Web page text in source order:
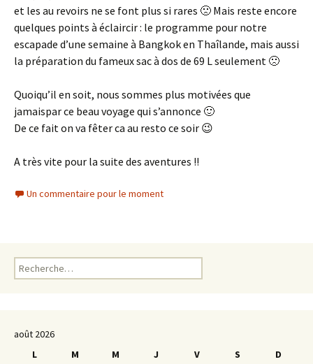
et les au revoirs ne se font plus si rares 🙁 Mais reste encore
quelques points à éclaircir : le programme pour notre
escapade d’une semaine à Bangkok en Thaîlande, mais aussi
la préparation du fameux sac à dos de 69 L seulement 🙁
Quoiqu’il en soit, nous sommes plus motivées que
jamaispar ce beau voyage qui s’annonce 🙂
De ce fait on va fêter ca au resto ce soir 😉
A très vite pour la suite des aventures !!
Un commentaire pour le moment
Rechercher :
août 2026
L
M M J V S D